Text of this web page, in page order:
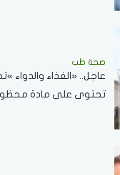
صحة طب
عاجل.. «الغذاء والدواء
تحتوى على مادة